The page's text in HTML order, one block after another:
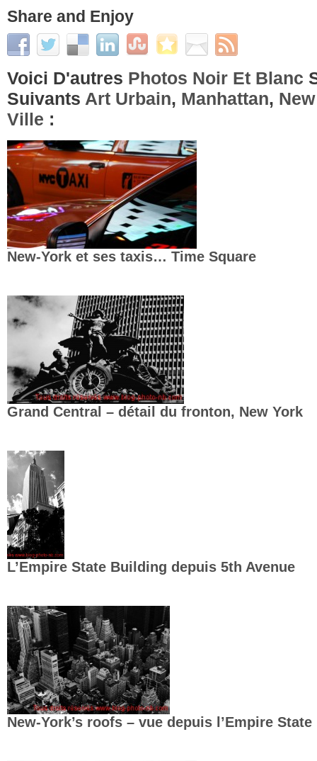
Share and Enjoy
Voici D'autres Photos Noir Et Blanc
Suivants Art Urbain, Manhattan,
Ville :
New-York et ses taxis… Time Square
Grand Central – détail du fronton, New York
L’Empire State Building depuis 5th Avenue
New-York’s roofs – vue depuis l’Empire